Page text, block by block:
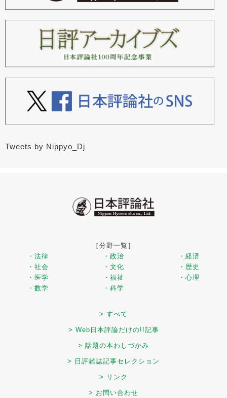
Tweets by Nippyo_Dj
［分野一覧］
・法律
・政治
・経済
・社会
・文化
・歴史
・医学
・福祉
・心理
・数学
・科学
> すべて
> Web日本評論だけの!!記事
> 話題の本わしづかみ
> 日評雑誌記事セレクション
> リンク
> お問い合わせ